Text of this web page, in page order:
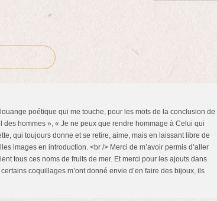
poétique qui me touche, pour les mots de la conclusion de
des hommes », « Je ne peux que rendre hommage à Celui qui
qui toujours donne et se retire, aime, mais en laissant libre de
images en introduction. <br /> Merci de m’avoir permis d’aller
tous ces noms de fruits de mer. Et merci pour les ajouts dans
coquillages m’ont donné envie d’en faire des bijoux, ils